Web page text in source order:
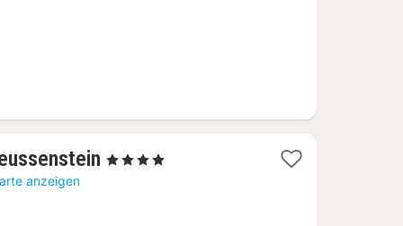
2
, 4 Sterne
anzeigen